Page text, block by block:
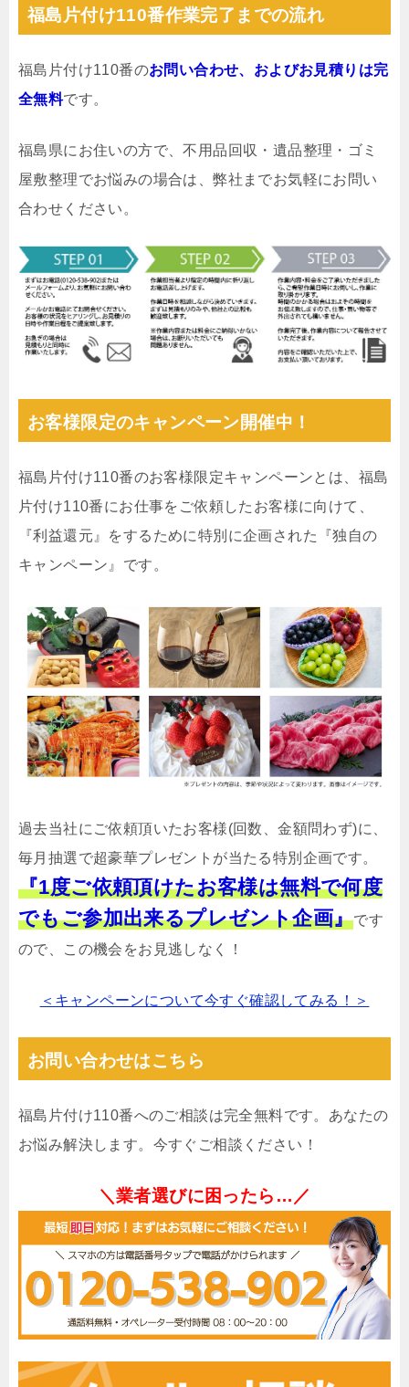
福島片付け110番作業完了までの流れ
福島片付け110番のお問い合わせ、およびお見積りは完
全無料です。
福島県にお住いの方で、不用品回収・遺品整理・ゴミ
屋敷整理でお悩みの場合は、弊社までお気軽にお問い
合わせください。
お客様限定のキャンペーン開催中！
福島片付け110番のお客様限定キャンペーンとは、福島
片付け110番にお仕事をご依頼したお客様に向けて、
『利益還元』をするために特別に企画された『独自の
キャンペーン』です。
過去当社にご依頼頂いたお客様(回数、金額問わず)に、
毎月抽選で超豪華プレゼントが当たる特別企画です。
『1度ご依頼頂けたお客様は無料で何度
でもご参加出来るプレゼント企画』です
ので、この機会をお見逃しなく！
＜キャンペーンについて今すぐ確認してみる！＞
お問い合わせはこちら
福島片付け110番へのご相談は完全無料です。あなたの
お悩み解決します。今すぐご相談ください！
＼業者選びに困ったら…／